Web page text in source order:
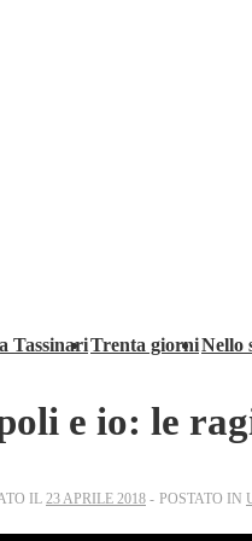
TassinariTrenta giorniNello
e io: le
IL 23 APRILE 2018 POSTATO IN